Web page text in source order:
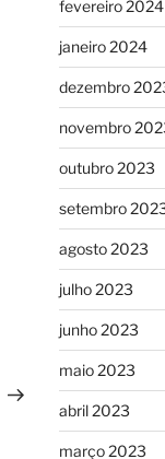
Próximo
fevereiro 2024
janeiro 2024
dezembro
novembro
outubro 2023
setembro
agosto 2023
julho 2023
junho 2023
maio 2023
abril 2023
março 2023